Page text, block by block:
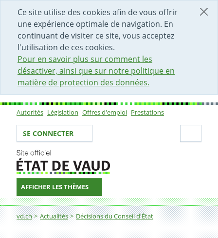
Ce site utilise des cookies afin de vous offrir
une expérience optimale de navigation. En
continuant de visiter ce site, vous acceptez
l'utilisation de ces cookies.
Pour en savoir plus sur comment les
désactiver, ainsi que sur notre politique en
matière de protection des données.
DÉBUT DU CONTENU DE LA PAGE
ACCÈS AU CHAMP DE RECHERCHE
PAGE D'ACCUEIL
FORMULAIRE DE CONTACT
Sous-navigation
Autorités Législation Offres d'emploi Prestations
Votre identité
SE CONNECTER
AFFICHER LES THÈMES
Fil d'Ariane
vd.ch Actualités Décisions du Conseil d'État
Décision